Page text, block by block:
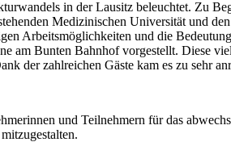
in der Lausitz beleuchtet. Zu
Medizinischen Universität und
Arbeitsmöglichkeiten und die
am Bunten Bahnhof vorgestellt. Diese
zahlreichen Gäste kam es zu sehr
und Teilnehmern für das